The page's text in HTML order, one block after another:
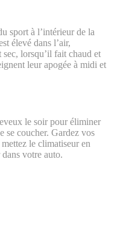
sport à l’intérieur de la
élevé dans l’air,
sec, lorsqu’il fait chaud et
leur apogée à midi et
le soir pour éliminer
se coucher. Gardez vos
le climatiseur en
votre auto.